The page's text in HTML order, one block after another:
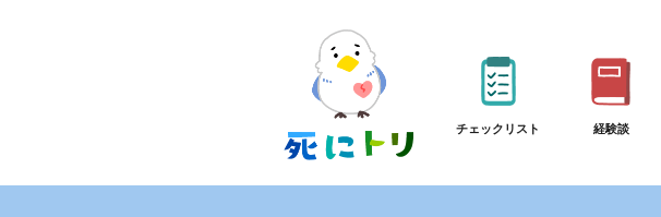
チェックリスト 経験談